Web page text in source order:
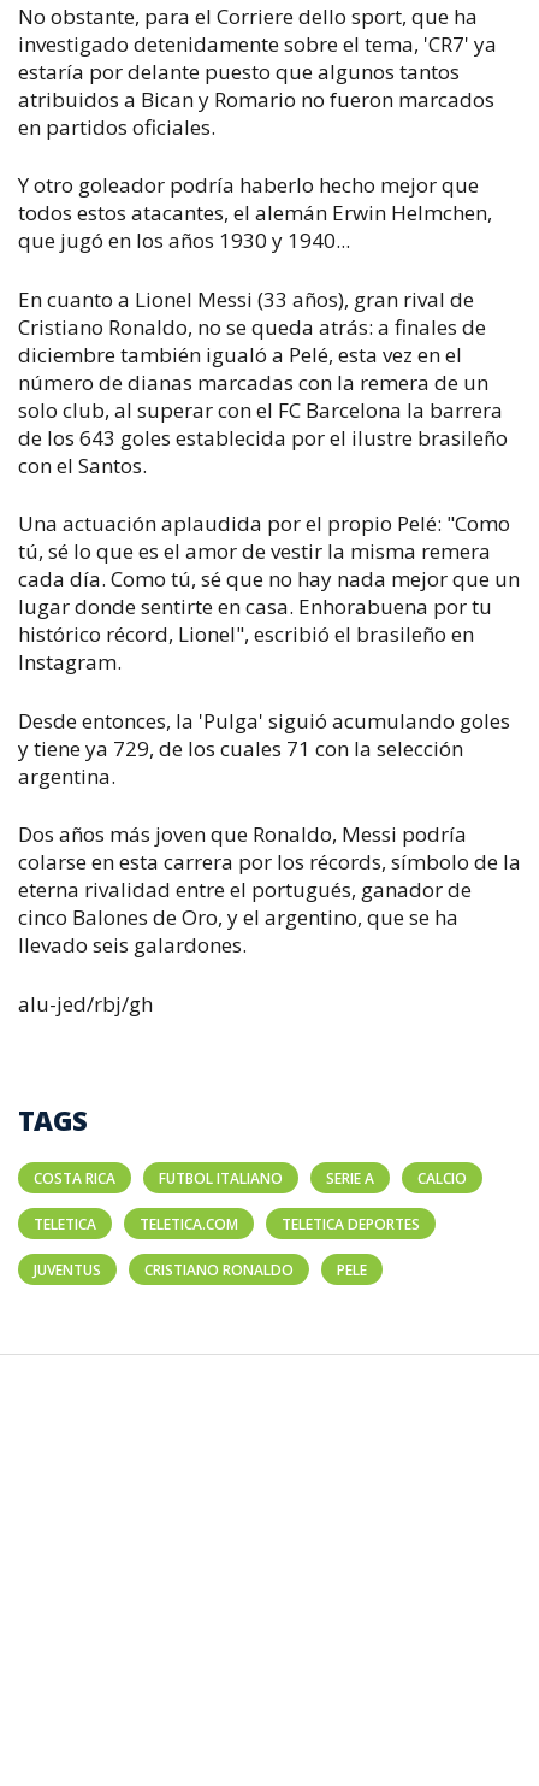
No obstante, para el Corriere dello sport, que ha
investigado detenidamente sobre el tema, 'CR7' ya
estaría por delante puesto que algunos tantos
atribuidos a Bican y Romario no fueron marcados
en partidos oficiales.
Y otro goleador podría haberlo hecho mejor que
todos estos atacantes, el alemán Erwin Helmchen,
que jugó en los años 1930 y 1940...
En cuanto a Lionel Messi (33 años), gran rival de
Cristiano Ronaldo, no se queda atrás: a finales de
diciembre también igualó a Pelé, esta vez en el
número de dianas marcadas con la remera de un
solo club, al superar con el FC Barcelona la barrera
de los 643 goles establecida por el ilustre brasileño
con el Santos.
Una actuación aplaudida por el propio Pelé: "Como
tú, sé lo que es el amor de vestir la misma remera
cada día. Como tú, sé que no hay nada mejor que un
lugar donde sentirte en casa. Enhorabuena por tu
histórico récord, Lionel", escribió el brasileño en
Instagram.
Desde entonces, la 'Pulga' siguió acumulando goles
y tiene ya 729, de los cuales 71 con la selección
argentina.
Dos años más joven que Ronaldo, Messi podría
colarse en esta carrera por los récords, símbolo de la
eterna rivalidad entre el portugués, ganador de
cinco Balones de Oro, y el argentino, que se ha
llevado seis galardones.
alu-jed/rbj/gh
TAGS
COSTA RICA FUTBOL ITALIANO SERIE A CALCIO
TELETICA TELETICA.COM TELETICA DEPORTES
JUVENTUS CRISTIANO RONALDO PELE